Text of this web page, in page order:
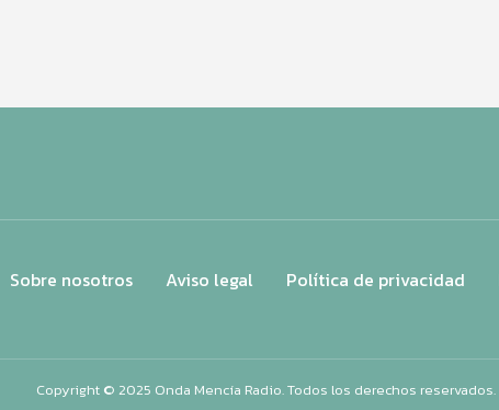
Sobre nosotros Aviso legal Política de privacidad
Copyright © 2025 Onda Mencía Radio. Todos los derechos